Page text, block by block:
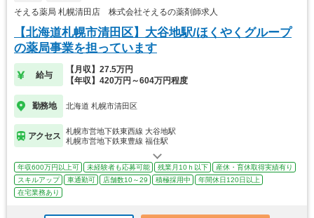
そえる薬局 札幌清田店 株式会社そえるの薬剤師求人
【北海道札幌市清田区】大谷地駅/ほくやくグループ
の薬局事業を担っています
給与
【月収】27.5万円
【年収】420万円～604万円程度
勤務地 北海道 札幌市清田区
アクセス
札幌市営地下鉄東西線 大谷地駅
札幌市営地下鉄東豊線 福住駅
年収600万円以上可 未経験者も応募可能 残業月10ｈ以下
産休・育休取得実績有り
スキルアップ
車通勤可 店舗数10～29 積極採用中
年間休日120日以上
在宅業務あり